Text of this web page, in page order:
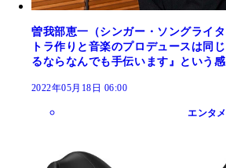
曽我部恵一（シンガー・ソングライ
トラ作りと音楽のプロデュースは同
るならなんでも手伝います』という感
2022年05月18日 06:00
エンタメ